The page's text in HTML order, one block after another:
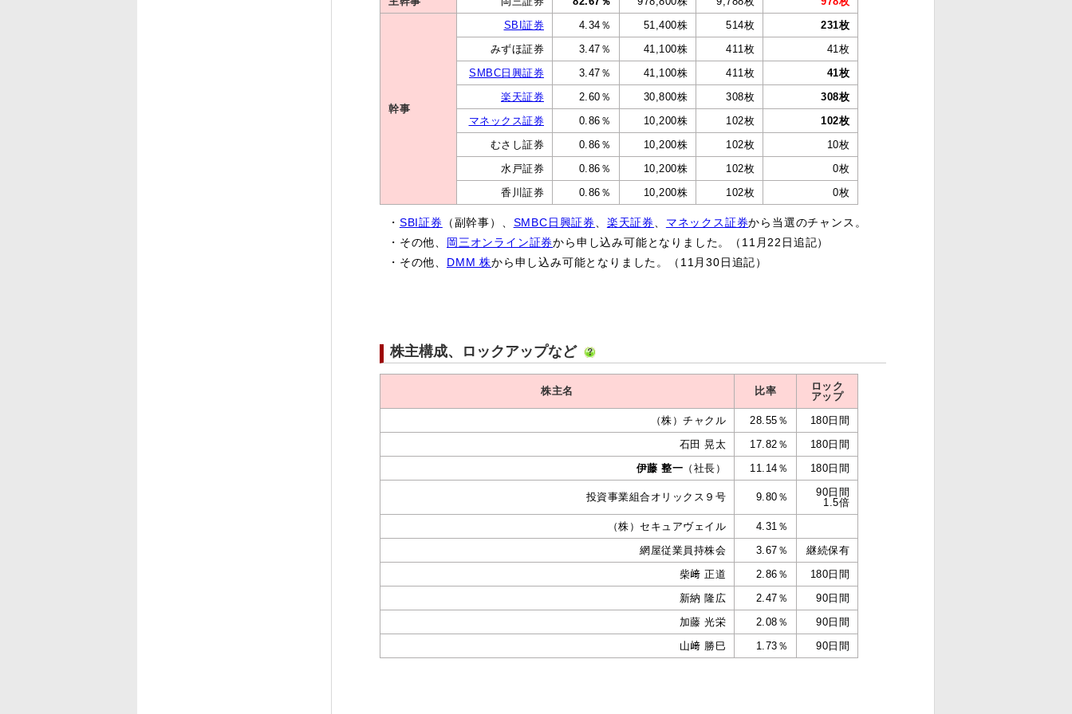
幹事
SBI証券 4.34％ 51,400株 514枚
231枚
みずほ証券
3.47％ 41,100株 411枚
41枚
SMBC日興証券
3.47％ 41,100株 411枚
41枚
楽天証券
2.60％ 30,800株 308枚
308枚
マネックス証券
0.86％ 10,200株 102枚
102枚
むさし証券
0.86％ 10,200株 102枚
10枚
水戸証券
0.86％ 10,200株 102枚
0枚
香川証券
0.86％ 10,200株 102枚 0枚
・ SBI証券 （副幹事）、 SMBC日興証券 、 楽天証券 、 マネックス証券から当選のチャンス。
・その他、
岡三オンライン証券から申し込み可能となりました。（11月22日追記）
・その他、
DMM 株から申し込み可能となりました。（11月30日追記）
株主構成、ロックアップなど
株主名 比率
ロック
アップ
（株）チャクル
28.55％
180日間
石田 晃太
17.82％
180日間
伊藤 整一 （社長） 11.14％ 180日間
投資事業組合オリックス９号 9.80％
90日間
1.5倍
（株）セキュアヴェイル
4.31％
網屋従業員持株会
3.67％
継続保有
柴﨑 正道
2.86％
180日間
新納 隆広
2.47％
90日間
加藤 光栄
2.08％
90日間
山﨑 勝巳
1.73％ 90日間